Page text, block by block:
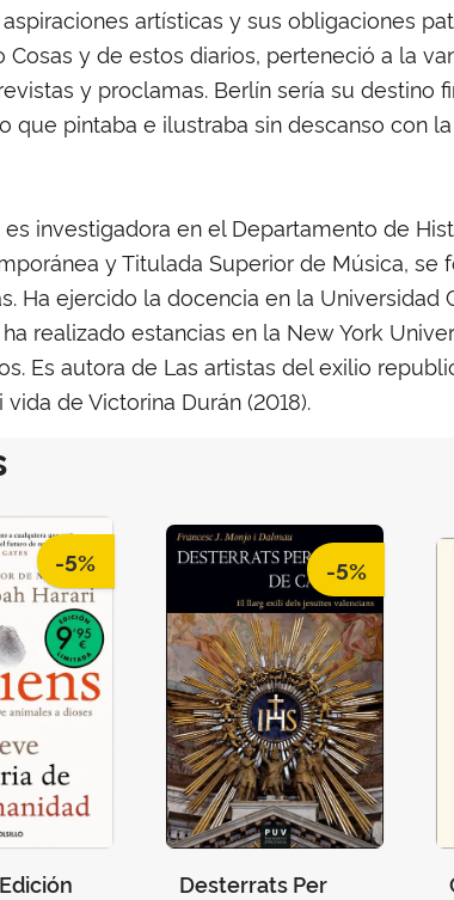
artísticas y sus obligaciones
y de estos diarios, perteneció a la
y proclamas. Berlín sería su destino
pintaba e ilustraba sin descanso con
es investigadora en el Departamento de
y Titulada Superior de Música,
Ha ejercido la docencia en la
realizado estancias en la New York
Es autora de Las artistas del exilio
de Victorina Durán (2018).
-5% -5%
Desterrats Per